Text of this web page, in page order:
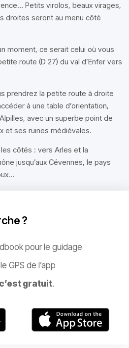
Petits virolos, beaux virages,
droites seront au menu côté
moment, ce serait celui où vous
route (D 27) du val d’Enfer vers
prendrez la petite route à droite
à une table d’orientation,
avec un superbe point de
et ses ruines médiévales.
côtés : vers Arles et la
jusqu’aux Cévennes, le pays
?
pour le guidage
GPS de l’app
c’est gratuit.